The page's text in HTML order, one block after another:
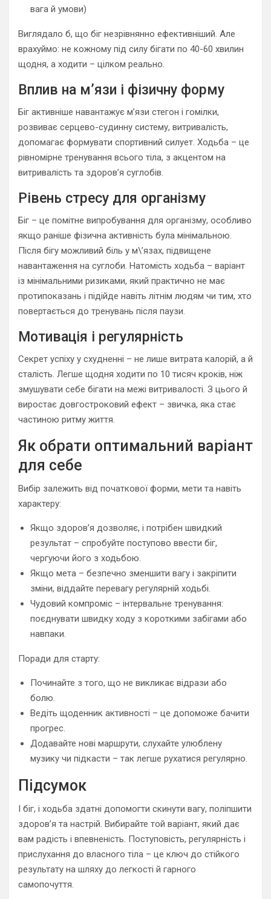
вага й умови)
Виглядало б, що біг незрівнянно ефективніший. Але
врахуймо: не кожному під силу бігати по 40-60 хвилин
щодня, а ходити – цілком реально.
Вплив на м’язи і фізичну форму
Біг активніше навантажує м’язи стегон і гомілки,
розвиває серцево-судинну систему, витривалість,
допомагає формувати спортивний силует. Ходьба – це
рівномірне тренування всього тіла, з акцентом на
витривалість та здоров’я суглобів.
Рівень стресу для організму
Біг – це помітне випробування для організму, особливо
якщо раніше фізична активність була мінімальною.
Після бігу можливий біль у м\’язах, підвищене
навантаження на суглоби. Натомість ходьба – варіант
із мінімальними ризиками, який практично не має
протипоказань і підійде навіть літнім людям чи тим, хто
повертається до тренувань після паузи.
Мотивація і регулярність
Секрет успіху у схудненні – не лише витрата калорій, а й
сталість. Легше щодня ходити по 10 тисяч кроків, ніж
змушувати себе бігати на межі витривалості. З цього й
виростає довгостроковий ефект – звичка, яка стає
частиною ритму життя.
Як обрати оптимальний варіант
для себе
Вибір залежить від початкової форми, мети та навіть
характеру:
Якщо здоров’я дозволяє, і потрібен швидкий
результат – спробуйте поступово ввести біг,
чергуючи його з ходьбою.
Якщо мета – безпечно зменшити вагу і закріпити
зміни, віддайте перевагу регулярній ходьбі.
Чудовий компроміс – інтервальне тренування:
поєднувати швидку ходу з короткими забігами або
навпаки.
Поради для старту:
Починайте з того, що не викликає відрази або
болю.
Ведіть щоденник активності – це допоможе бачити
прогрес.
Додавайте нові маршрути, слухайте улюблену
музику чи підкасти – так легше рухатися регулярно.
Підсумок
І біг, і ходьба здатні допомогти скинути вагу, поліпшити
здоров’я та настрій. Вибирайте той варіант, який дає
вам радість і впевненість. Поступовість, регулярність і
прислухання до власного тіла – це ключ до стійкого
результату на шляху до легкості й гарного
самопочуття.